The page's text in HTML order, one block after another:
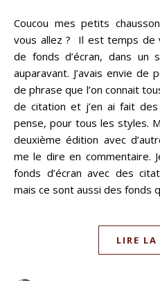
Coucou mes petits chaussons aux pommes ! Comment
vous allez ? Il est temps de
de fonds d’écran, dans un
auparavant. J’avais envie de
de phrase que l’on connait
de citation et j’en ai fait
pense, pour tous les styles.
deuxième édition avec
me le dire en commentaire.
fonds d’écran avec des
mais ce sont aussi des fonds
LIRE